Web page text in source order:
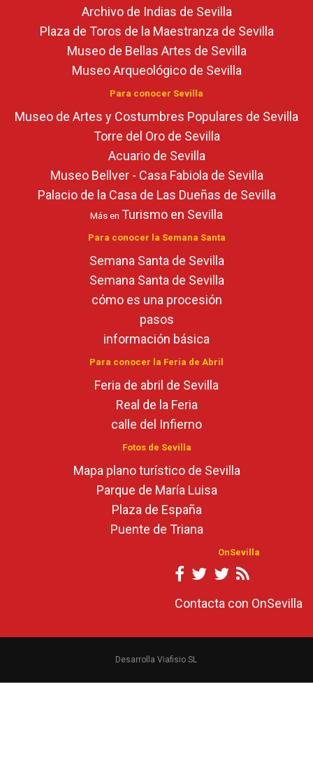
Archivo de Indias de Sevilla
Plaza de Toros de la Maestranza de Sevilla
Museo de Bellas Artes de Sevilla
Museo Arqueológico de Sevilla
Para conocer Sevilla
Museo de Artes y Costumbres Populares de Sevilla
Torre del Oro de Sevilla
Acuario de Sevilla
Museo Bellver - Casa Fabiola de Sevilla
Palacio de la Casa de Las Dueñas de Sevilla
Más en Turismo en Sevilla
Para conocer la Semana Santa
Semana Santa de Sevilla
Semana Santa de Sevilla
cómo es una procesión
pasos
información básica
Para conocer la Feria de Abril
Feria de abril de Sevilla
Real de la Feria
calle del Infierno
Fotos de Sevilla
Mapa plano turístico de Sevilla
Parque de María Luisa
Plaza de España
Puente de Triana
OnSevilla
Contacta con OnSevilla
Desarrolla Viafisio SL